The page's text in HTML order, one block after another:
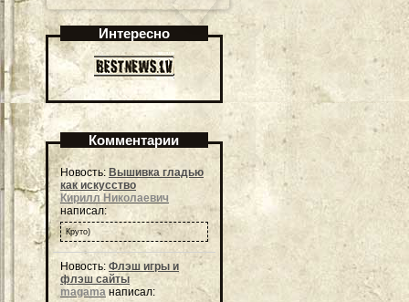
Интересно
Комментарии
Новость: Вышивка гладью
как искусство
Кирилл Николаевич
написал:
Круто)
Новость: Флэш игры и
флэш сайты
magama написал: